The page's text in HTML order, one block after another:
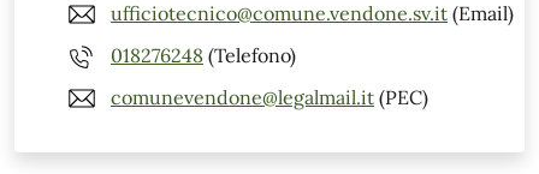
ufficiotecnico@comune.vendone.sv.it (Email)
018276248 (Telefono)
comunevendone@legalmail.it (PEC)